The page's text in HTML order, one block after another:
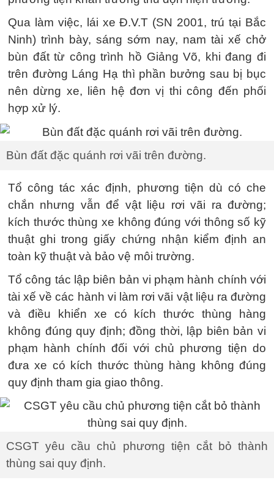
Qua làm việc, lái xe Đ.V.T (SN 2001, trú tại Bắc
Ninh) trình bày, sáng sớm nay, nam tài xế chở
bùn đất từ công trình hồ Giảng Võ, khi đang đi
trên đường Láng Hạ thì phần bưởng sau bị bục
nên dừng xe, liên hệ đơn vị thi công đến phối
hợp xử lý.
Bùn đất đặc quánh rơi vãi trên đường.
Tổ công tác xác định, phương tiện dù có che
chắn nhưng vẫn để vật liệu rơi vãi ra đường;
kích thước thùng xe không đúng với thông số kỹ
thuật ghi trong giấy chứng nhận kiểm định an
toàn kỹ thuật và bảo vệ môi trường.
Tổ công tác lập biên bản vi phạm hành chính với
tài xế về các hành vi làm rơi vãi vật liệu ra đường
và điều khiển xe có kích thước thùng hàng
không đúng quy định; đồng thời, lập biên bản vi
phạm hành chính đối với chủ phương tiện do
đưa xe có kích thước thùng hàng không đúng
quy định tham gia giao thông.
CSGT yêu cầu chủ phương tiện cắt bỏ thành
thùng sai quy định.